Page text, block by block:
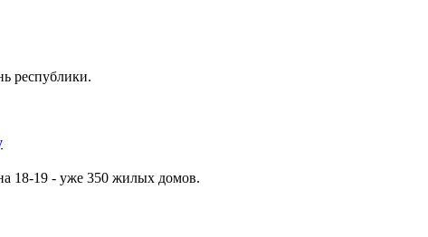
республики.
18-19 - уже 350 жилых домов.